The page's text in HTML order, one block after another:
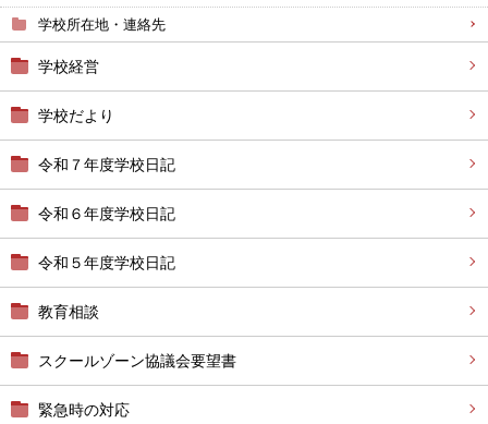
学校所在地・連絡先
学校経営
学校だより
令和７年度学校日記
令和６年度学校日記
令和５年度学校日記
教育相談
スクールゾーン協議会要望書
緊急時の対応